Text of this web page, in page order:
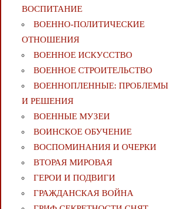
ВОСПИТАНИЕ
ВОЕННО-ПОЛИТИЧЕСКИE
ОТНОШЕНИЯ
ВОЕННОЕ ИСКУССТВО
ВОЕННОЕ СТРОИТЕЛЬСТВО
ВОЕННОПЛЕННЫЕ: ПРОБЛЕМЫ
И РЕШЕНИЯ
ВОЕННЫЕ МУЗЕИ
ВОИНСКОЕ ОБУЧЕНИЕ
ВОСПОМИНАНИЯ И ОЧЕРКИ
ВТОРАЯ МИРОВАЯ
ГЕРОИ И ПОДВИГИ
ГРАЖДАНСКАЯ ВОЙНА